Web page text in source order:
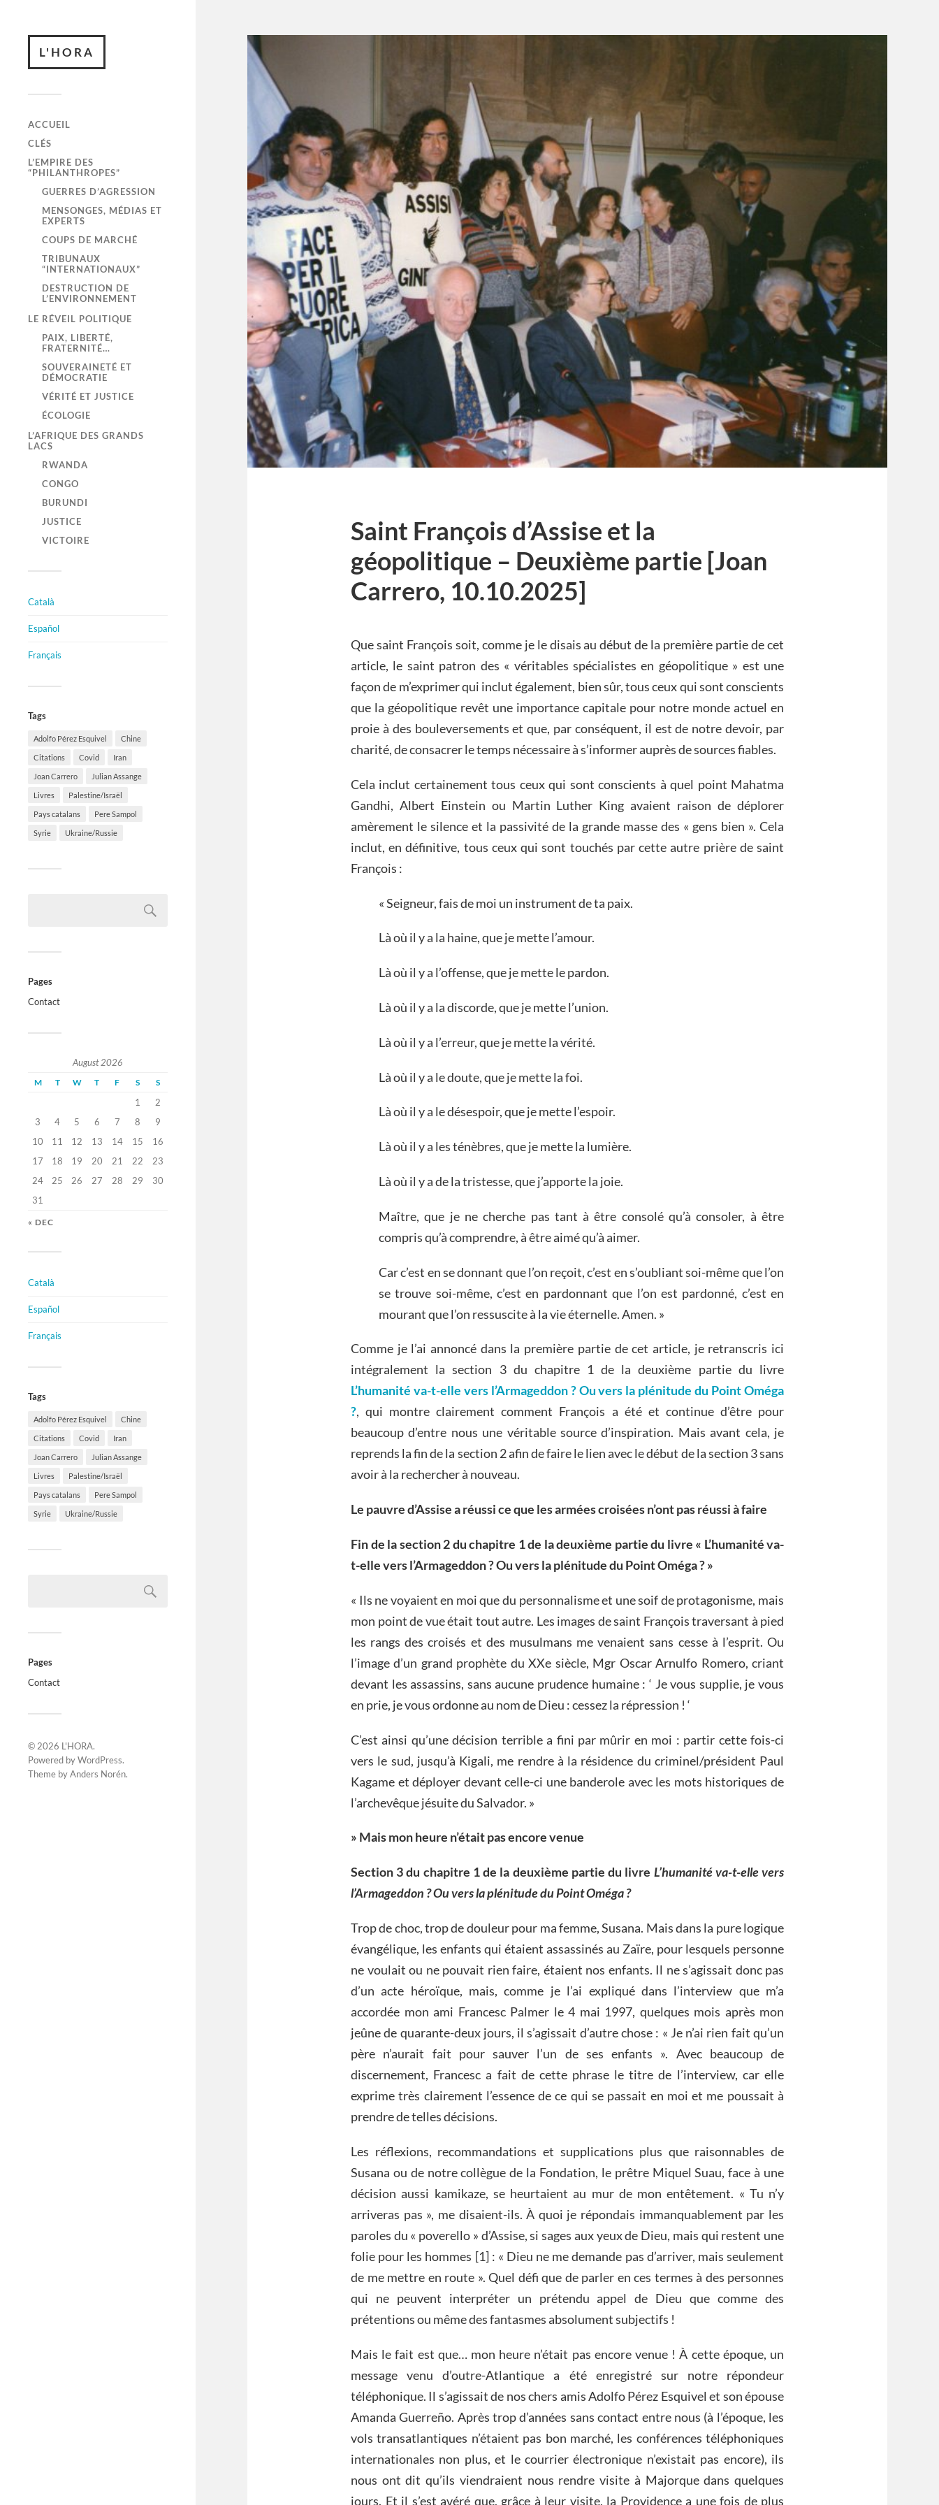
L'HORA
ACCUEIL
CLÉS
L’EMPIRE DES
“PHILANTHROPES”
GUERRES D’AGRESSION
MENSONGES, MÉDIAS ET
EXPERTS
COUPS DE MARCHÉ
TRIBUNAUX
“INTERNATIONAUX”
DESTRUCTION DE
L’ENVIRONNEMENT
LE RÉVEIL POLITIQUE
PAIX, LIBERTÉ,
FRATERNITÉ…
SOUVERAINETÉ ET
DÉMOCRATIE
VÉRITÉ ET JUSTICE
ÉCOLOGIE
L’AFRIQUE DES GRANDS
LACS
RWANDA
CONGO
BURUNDI
JUSTICE
VICTOIRE
Català
Español
Français
Tags
Adolfo Pérez Esquivel Chine
Citations Covid Iran
Joan Carrero Julian Assange
Livres Palestine/Israël
Pays catalans Pere Sampol
Syrie Ukraine/Russie
Pages
Contact
August 2026
M T W T F S S
1
2
3
4 5 6 7 8
9
10
11 12 13 14 15
16
17
18 19 20 21 22
23
24
25 26 27 28 29
30
31
« DEC
Català
Español
Français
Tags
Adolfo Pérez Esquivel Chine
Citations Covid Iran
Joan Carrero Julian Assange
Livres Palestine/Israël
Pays catalans Pere Sampol
Syrie Ukraine/Russie
Pages
Contact
© 2026 L'HORA.
Powered byWordPress.
Theme byAnders Norén.
Saint François d’Assise et la
géopolitique – Deuxième partie [Joan
Carrero, 10.10.2025]
Que saint François soit, comme je le disais au début de la première partie de cet
article, le saint patron des « véritables spécialistes en géopolitique » est une
façon de m’exprimer qui inclut également, bien sûr, tous ceux qui sont conscients
que la géopolitique revêt une importance capitale pour notre monde actuel en
proie à des bouleversements et que, par conséquent, il est de notre devoir, par
charité, de consacrer le temps nécessaire à s’informer auprès de sources fiables.
Cela inclut certainement tous ceux qui sont conscients à quel point Mahatma
Gandhi, Albert Einstein ou Martin Luther King avaient raison de déplorer
amèrement le silence et la passivité de la grande masse des « gens bien ». Cela
inclut, en définitive, tous ceux qui sont touchés par cette autre prière de saint
François :
« Seigneur, fais de moi un instrument de ta paix.
Là où il y a la haine, que je mette l’amour.
Là où il y a l’offense, que je mette le pardon.
Là où il y a la discorde, que je mette l’union.
Là où il y a l’erreur, que je mette la vérité.
Là où il y a le doute, que je mette la foi.
Là où il y a le désespoir, que je mette l’espoir.
Là où il y a les ténèbres, que je mette la lumière.
Là où il y a de la tristesse, que j’apporte la joie.
Maître, que je ne cherche pas tant à être consolé qu’à consoler, à être
compris qu’à comprendre, à être aimé qu’à aimer.
Car c’est en se donnant que l’on reçoit, c’est en s’oubliant soi-même que l’on
se trouve soi-même, c’est en pardonnant que l’on est pardonné, c’est en
mourant que l’on ressuscite à la vie éternelle. Amen. »
Comme je l’ai annoncé dans la première partie de cet article, je retranscris ici
intégralement la section 3 du chapitre 1 de la deuxième partie du livre
L’humanité va-t-elle vers l’Armageddon ? Ou vers la plénitude du Point Oméga
?, qui montre clairement comment François a été et continue d’être pour
beaucoup d’entre nous une véritable source d’inspiration. Mais avant cela, je
reprends la fin de la section 2 afin de faire le lien avec le début de la section 3 sans
avoir à la rechercher à nouveau.
Le pauvre d’Assise a réussi ce que les armées croisées n’ont pas réussi à faire
Fin de la section 2 du chapitre 1 de la deuxième partie du livre « L’humanité va-
t-elle vers l’Armageddon ? Ou vers la plénitude du Point Oméga ? »
« Ils ne voyaient en moi que du personnalisme et une soif de protagonisme, mais
mon point de vue était tout autre. Les images de saint François traversant à pied
les rangs des croisés et des musulmans me venaient sans cesse à l’esprit. Ou
l’image d’un grand prophète du XXe siècle, Mgr Oscar Arnulfo Romero, criant
devant les assassins, sans aucune prudence humaine : ‘ Je vous supplie, je vous
en prie, je vous ordonne au nom de Dieu : cessez la répression ! ‘
C’est ainsi qu’une décision terrible a fini par mûrir en moi : partir cette fois-ci
vers le sud, jusqu’à Kigali, me rendre à la résidence du criminel/président Paul
Kagame et déployer devant celle-ci une banderole avec les mots historiques de
l’archevêque jésuite du Salvador. »
» Mais mon heure n’était pas encore venue
Section 3 du chapitre 1 de la deuxième partie du livre L’humanité va-t-elle vers
l’Armageddon ? Ou vers la plénitude du Point Oméga ?
Trop de choc, trop de douleur pour ma femme, Susana. Mais dans la pure logique
évangélique, les enfants qui étaient assassinés au Zaïre, pour lesquels personne
ne voulait ou ne pouvait rien faire, étaient nos enfants. Il ne s’agissait donc pas
d’un acte héroïque, mais, comme je l’ai expliqué dans l’interview que m’a
accordée mon ami Francesc Palmer le 4 mai 1997, quelques mois après mon
jeûne de quarante-deux jours, il s’agissait d’autre chose : « Je n’ai rien fait qu’un
père n’aurait fait pour sauver l’un de ses enfants ». Avec beaucoup de
discernement, Francesc a fait de cette phrase le titre de l’interview, car elle
exprime très clairement l’essence de ce qui se passait en moi et me poussait à
prendre de telles décisions.
Les réflexions, recommandations et supplications plus que raisonnables de
Susana ou de notre collègue de la Fondation, le prêtre Miquel Suau, face à une
décision aussi kamikaze, se heurtaient au mur de mon entêtement. « Tu n’y
arriveras pas », me disaient-ils. À quoi je répondais immanquablement par les
paroles du « poverello » d’Assise, si sages aux yeux de Dieu, mais qui restent une
folie pour les hommes [1] : « Dieu ne me demande pas d’arriver, mais seulement
de me mettre en route ». Quel défi que de parler en ces termes à des personnes
qui ne peuvent interpréter un prétendu appel de Dieu que comme des
prétentions ou même des fantasmes absolument subjectifs !
Mais le fait est que… mon heure n’était pas encore venue ! À cette époque, un
message venu d’outre-Atlantique a été enregistré sur notre répondeur
téléphonique. Il s’agissait de nos chers amis Adolfo Pérez Esquivel et son épouse
Amanda Guerreño. Après trop d’années sans contact entre nous (à l’époque, les
vols transatlantiques n’étaient pas bon marché, les conférences téléphoniques
internationales non plus, et le courrier électronique n’existait pas encore), ils
nous ont dit qu’ils viendraient nous rendre visite à Majorque dans quelques
jours. Et il s’est avéré que, grâce à leur visite, la Providence a une fois de plus